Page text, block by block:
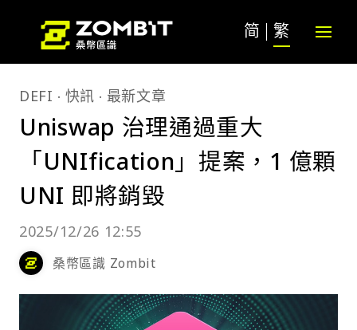
简 繁
DEFI 快訊 最新文章
Uniswap 治理通過重大
「UNIfication」提案，1 億顆
UNI 即將銷毀
2025/12/26 12:55
桑幣區識 Zombit